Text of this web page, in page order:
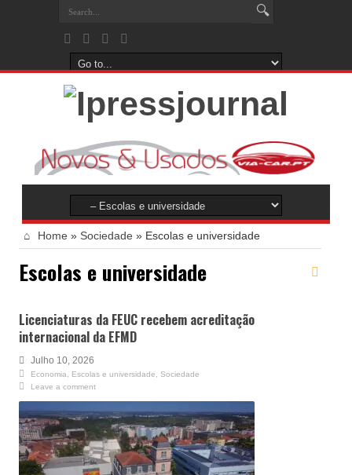
Home » Sociedade » Escolas e universidade
Escolas e universidade
Licenciaturas da FEUC recebem acreditação
internacional da EFMD
Julho 10, 2026
Economia Escolas e universidade
Sociedade
Leave a comment